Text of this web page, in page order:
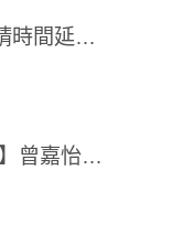
里茲大學學碩雙聯學位申請時間延長公告
【系友臉譜-職涯分享講座】曾嘉怡學姐：玩轉大小數據：行政系典型職涯路徑分享